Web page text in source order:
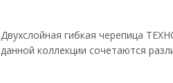
Двухслойная гибкая черепица
данной коллекции сочетаются